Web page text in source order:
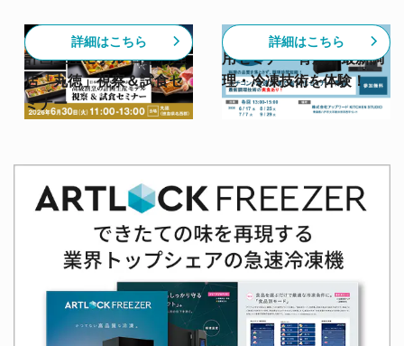
【6/30開催】高級割烹の
計画生産モデル 日本料理
店「丸徳」視察＆試食セ
ミナー
詳細はこちら
【スチコン✕急速冷凍活
用セミナー 青森】最新調
理・冷凍技術を体験！
詳細はこちら